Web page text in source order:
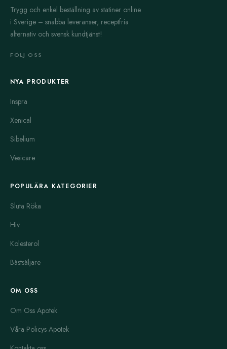
Trygg och enkel beställning av statiner online
i Sverige – snabba leveranser, receptfria
alternativ och svensk kundtjänst!
FÖLJ OSS
NYA PRODUKTER
Inspra
Xenical
Sibelium
Vesicare
POPULÄRA KATEGORIER
Sluta Röka
Hiv
Kolesterol
Bästsäljare
OM OSS
Om Oss Apotek
Våra Policys Apotek